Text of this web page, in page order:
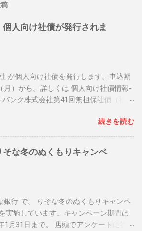
個人向け社債が発行されま
が個人向け社債を発行します。申込期
月）から。詳しくは 個人向け社債情報-
バンク株式会社第41回無担保社債（社債
ンク： 銀行人気ブログランキング続きを読む
そな冬のぬくもりキャンペ
銀行 で、 りそな冬のぬくもりキャンペ
実施しています。キャンペーン期間は
1月31日まで。 店頭でアンケートに答